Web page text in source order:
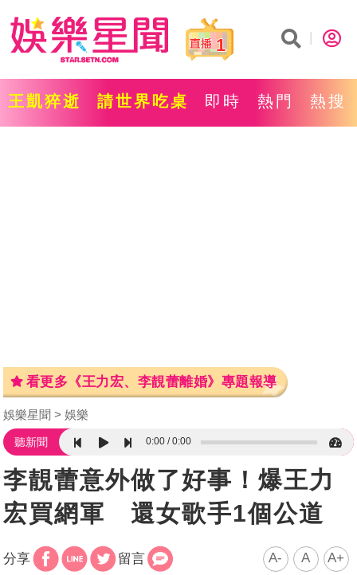
1
王凱猝逝 請世界吃桌 即時 熱門 熱搜
看更多《王力宏、李靚蕾離婚》專題報導
娛樂星聞 娛樂
聽新聞 0:00 0:00
李靚蕾意外做了好事！爆王力
宏買網軍 還女歌手1個公道
分享 留言 A- A A+